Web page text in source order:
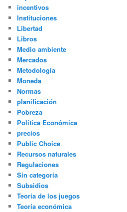
incentivos
Instituciones
Libertad
Libros
Medio ambiente
Mercados
Metodología
Moneda
Normas
planificación
Pobreza
Política Económica
precios
Public Choice
Recursos naturales
Regulaciones
Sin categoría
Subsidios
Teoría de los juegos
Teoría económica